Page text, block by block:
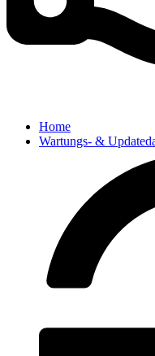
Home
Wartungs- &